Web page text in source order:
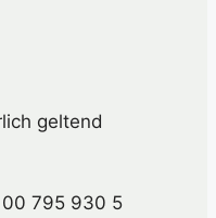
geltend
00 795 930 5